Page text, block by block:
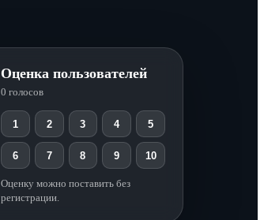
Оценка пользователей
0 голосов
1 2 3 4 5
6 7 8 9 10
Оценку можно поставить без
регистрации.